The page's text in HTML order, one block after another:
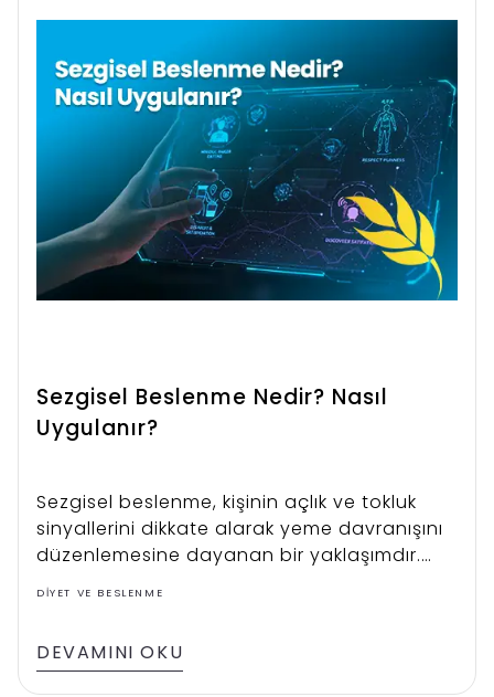
önlenebilir?
Sezgisel Beslenme Nedir? Nasıl
Uygulanır?
Sezgisel beslenme, kişinin açlık ve tokluk
sinyallerini dikkate alarak yeme davranışını
düzenlemesine dayanan bir yaklaşımdır.
Katı diyet kurallarından uzak durarak,
DIYET VE BESLENME
DEVAMINI OKU